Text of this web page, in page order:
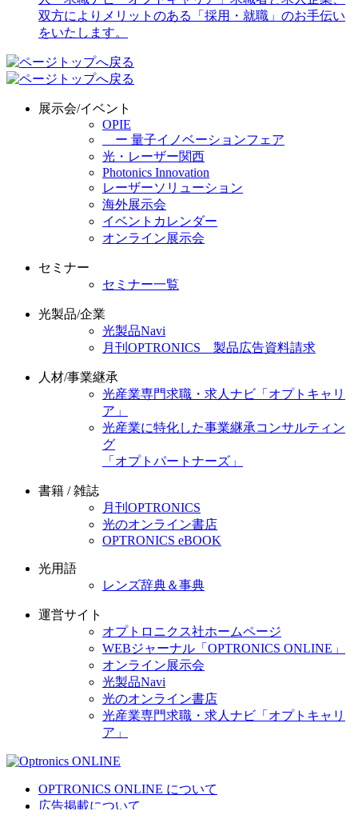
展示会/イベント
OPIE
ー 量子イノベーションフェア
光・レーザー関西
Photonics Innovation
レーザーソリューション
海外展示会
イベントカレンダー
オンライン展示会
セミナー
セミナー一覧
光製品/企業
光製品Navi
月刊OPTRONICS 製品広告資料請求
人材/事業継承
光産業専門求職・求人ナビ「オプトキャリ
ア」
光産業に特化した事業継承コンサルティン
グ
「オプトパートナーズ」
書籍 / 雑誌
月刊OPTRONICS
光のオンライン書店
OPTRONICS eBOOK
光用語
レンズ辞典＆事典
運営サイト
オプトロニクス社ホームページ
WEBジャーナル「OPTRONICS ONLINE」
オンライン展示会
光製品Navi
光のオンライン書店
光産業専門求職・求人ナビ「オプトキャリ
ア」
OPTRONICS ONLINE について
広告掲載について